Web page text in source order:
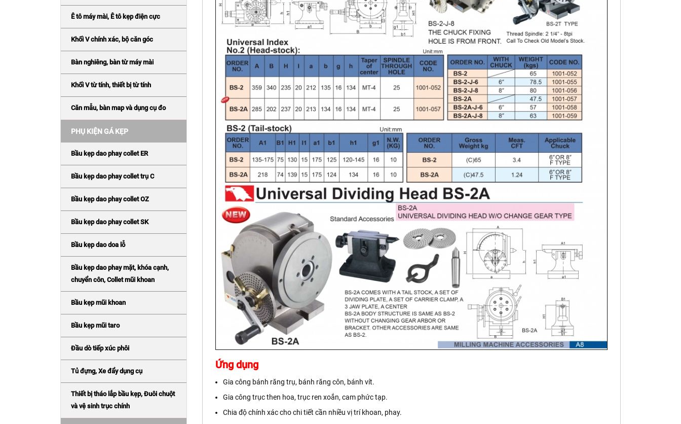
Ê tô máy mài, Ê tô kẹp điện cực
Khối V chính xác, bộ căn góc
Bàn nghiêng, bàn từ máy mài
Khối V từ tính, thiết bị từ tính
Căn mẫu, bàn map và dụng cụ đo
PHỤ KIỆN GÁ KẸP
Bầu kẹp dao phay collet ER
Bầu kẹp dao phay collet trụ C
Bầu kẹp dao phay collet OZ
Bầu kẹp dao phay collet SK
Bầu kẹp dao doa lỗ
Bầu kẹp dao phay mặt, khóa cạnh,
chuyển côn, Collet mũi khoan
Bầu kẹp mũi khoan
Bầu kẹp mũi taro
Đầu dò tiếp xúc phôi
Tủ đựng, Xe đẩy dụng cụ
Thiết bị tháo lắp bầu kẹp, Đuôi chuột
và vệ sinh trục chính
Ứng dụng
Gia công bánh răng trụ, bánh răng côn, bánh vít.
Gia công trục then hoa, trục ren xoắn, cam phức tạp.
Chia độ chính xác cho chi tiết cần nhiều vị trí khoan, phay.